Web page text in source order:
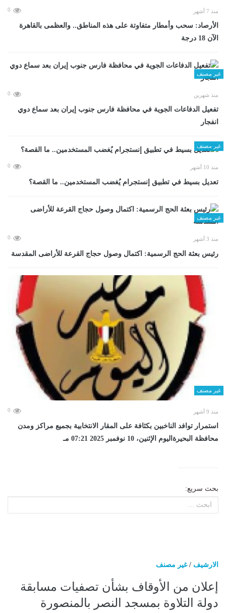
منذ 7 أشهر 0
الأرصاد: سحب وأمطار متفاوتة على هذه المناطق.. والعظمى بالقاهرة
الآن 18 درجة
غير مصنف
منذ شهرين 0
تفعيل الدفاعات الجوية في محافظة فارس جنوب إيران بعد سماع دوي
انفجار
غير مصنف
منذ 10 أشهر 0
تعديل بسيط في تطبيق إنستجرام يُغضب المستخدمين.. ما القصة؟
غير مصنف
منذ 3 أشهر 0
رئيس بعثة الحج الرسمية: اكتمال وصول حجاج القرعة للأراضى المقدسة
غير مصنف
منذ 9 أشهر 0
استمرار توافد الناخبين بكثافة على المقار الانتخابية بجميع مراكز ومدن
محافظة البحيرةاليوم الإثنين، 10 نوفمبر 2025 07:21 مـ
بحث سريع:
الارشيف /غير مصنف
إعلان من الأوقاف بشأن تصفيات مسابقة
دولة التلاوة بمسجد النصر بالمنصورة